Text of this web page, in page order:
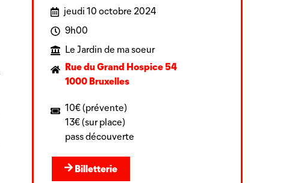
jeudi 10 octobre 2024
9h00
Le Jardin de ma soeur
Rue du Grand Hospice 54
1000 Bruxelles
10€ (prévente)
13€ (sur place)
pass découverte
Billetterie